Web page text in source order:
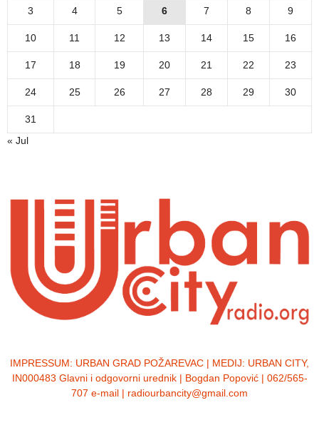
3 4 5 6 7 8 9
10 11 12 13 14 15 16
17 18 19 20 21 22 23
24 25 26 27 28 29 30
31
« Jul
IMPRESSUM: URBAN GRAD POŽAREVAC | MEDIJ: URBAN CITY,
IN000483 Glavni i odgovorni urednik | Bogdan Popović | 062/565-
707 e-mail | radiourbancity@gmail.com